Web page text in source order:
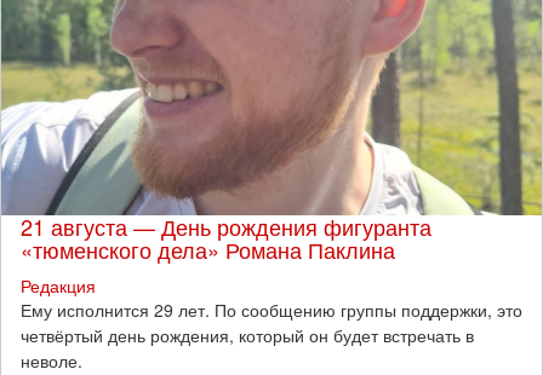
21 августа — День рождения фигуранта
«тюменского дела» Романа Паклина
Редакция
Ему исполнится 29 лет. По сообщению группы поддержки, это
четвёртый день рождения, который он будет встречать в
неволе.